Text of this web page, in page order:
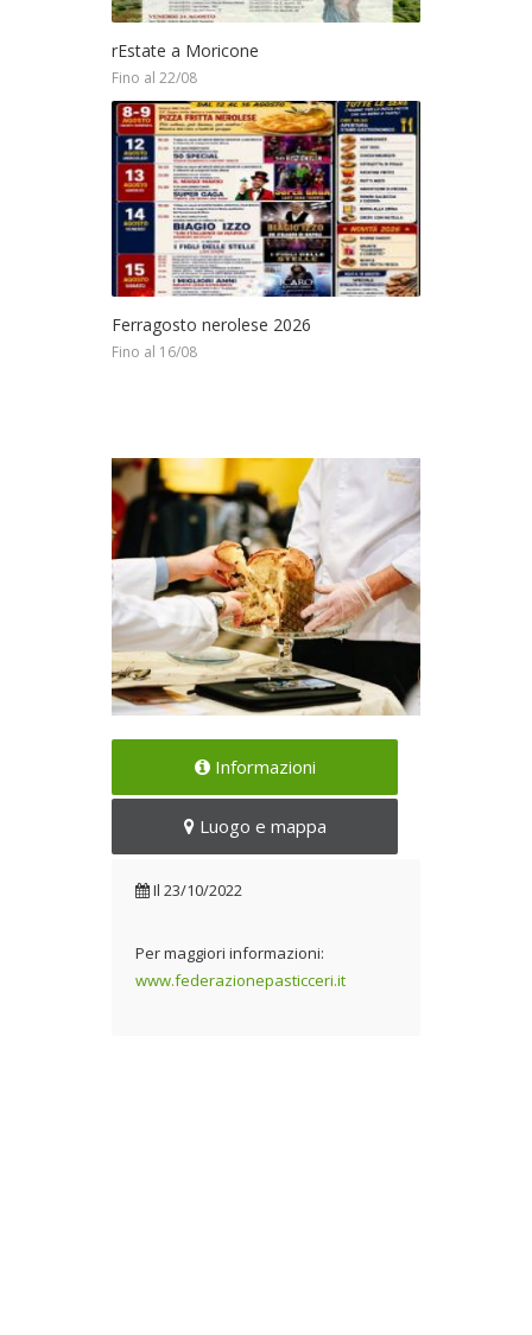
rEstate a Moricone
Fino al 22/08
Ferragosto nerolese 2026
Fino al 16/08
Italia contro il reato del
Il 23/10/2022
Informazioni
Luogo e mappa
Il 23/10/2022
Per maggiori informazioni:
www.federazionepasticceri.it